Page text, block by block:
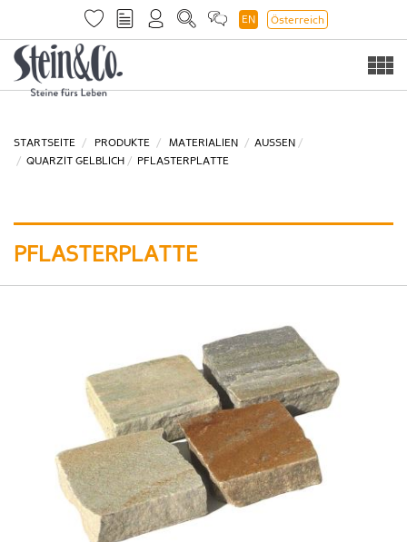
EN Österreich
STARTSEITE PRODUKTE MATERIALIEN
AUSSEN
QUARZIT GELBLICH
PFLASTERPLATTE
PFLASTERPLATTE